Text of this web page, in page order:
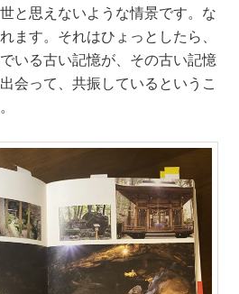
と思えないような情景です。な
ます。それはひょっとしたら、
いる古い記憶が、その古い記憶
会って、共振しているというこ